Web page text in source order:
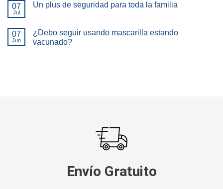
07
Jul
Un plus de seguridad para toda la familia
07
Jun
¿Debo seguir usando mascarilla estando
vacunado?
Envío Gratuito